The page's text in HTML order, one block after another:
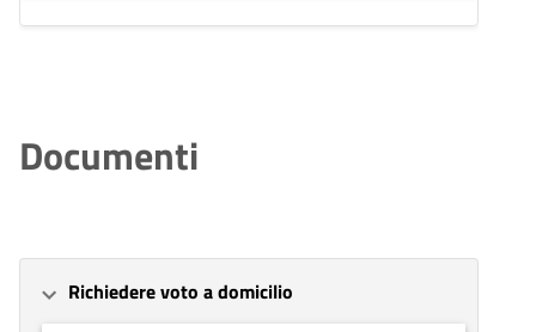
Documenti
Richiedere voto a domicilio